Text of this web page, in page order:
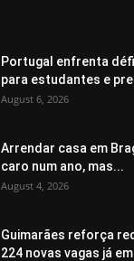
Portugal enfrenta
para estudantes e
August 6, 2026
Arrendar casa em
caro num ano, mas...
August 4, 2026
Guimarães reforça
224 novas vagas já